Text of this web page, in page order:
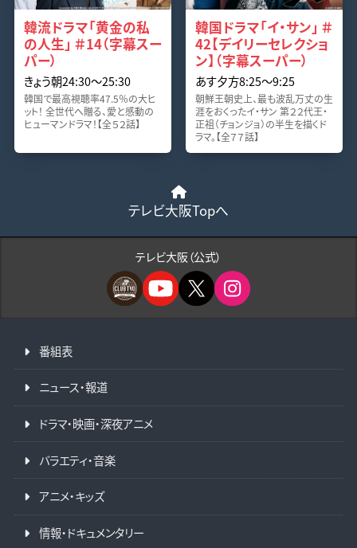
韓流ドラマ「黄金の私
の人生」 ＃14（字幕スー
パー）
きょう朝24:30〜25:30
韓国で最高視聴率47.5％の大ヒ
ット！ 全世代へ贈る、愛と感動の
ヒューマンドラマ！【全５２話】
韓国ドラマ「イ・サン」 ＃
42【デイリーセレクショ
ン】（字幕スーパー）
あす夕方8:25〜9:25
朝鮮王朝史上、最も波乱万丈の生
涯をおくったイ・サン 第２２代王・
正祖（チョンジョ）の半生を描くド
ラマ。【全７７話】
テレビ大阪Topへ
テレビ大阪（公式）
番組表
ニュース・報道
ドラマ・映画・深夜アニメ
バラエティ・音楽
アニメ・キッズ
情報・ドキュメンタリー